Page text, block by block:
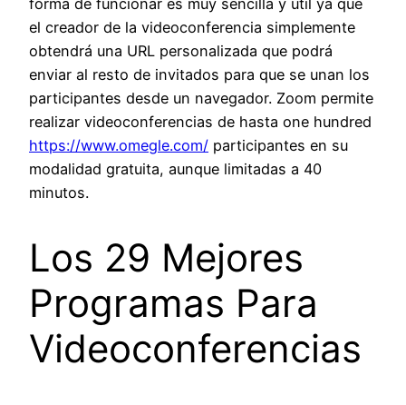
el creador de la videoconferencia simplemente
obtendrá una URL personalizada que podrá
enviar al resto de invitados para que se unan los
participantes desde un navegador. Zoom permite
realizar videoconferencias de hasta one hundred
https://www.omegle.com/ participantes en su
modalidad gratuita, aunque limitadas a 40
minutos.
Los 29 Mejores
Programas Para
Videoconferencias